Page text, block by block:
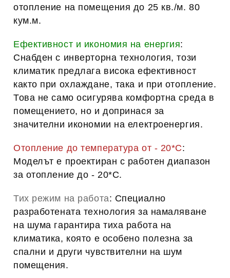
отопление на помещения до 25 кв./м. 80
кум.м.
Ефективност и икономия на енергия:
Снабден с инверторна технология, този
климатик предлага висока ефективност
както при охлаждане, така и при отопление.
Това не само осигурява комфортна среда в
помещението, но и допринася за
значителни икономии на електроенергия.
Отопление до температура от - 20*С:
Моделът е проектиран с работен диапазон
за отопление до - 20*С.
Тих режим на работа: Специално
разработената технология за намаляване
на шума гарантира тиха работа на
климатика, която е особено полезна за
спални и други чувствителни на шум
помещения.